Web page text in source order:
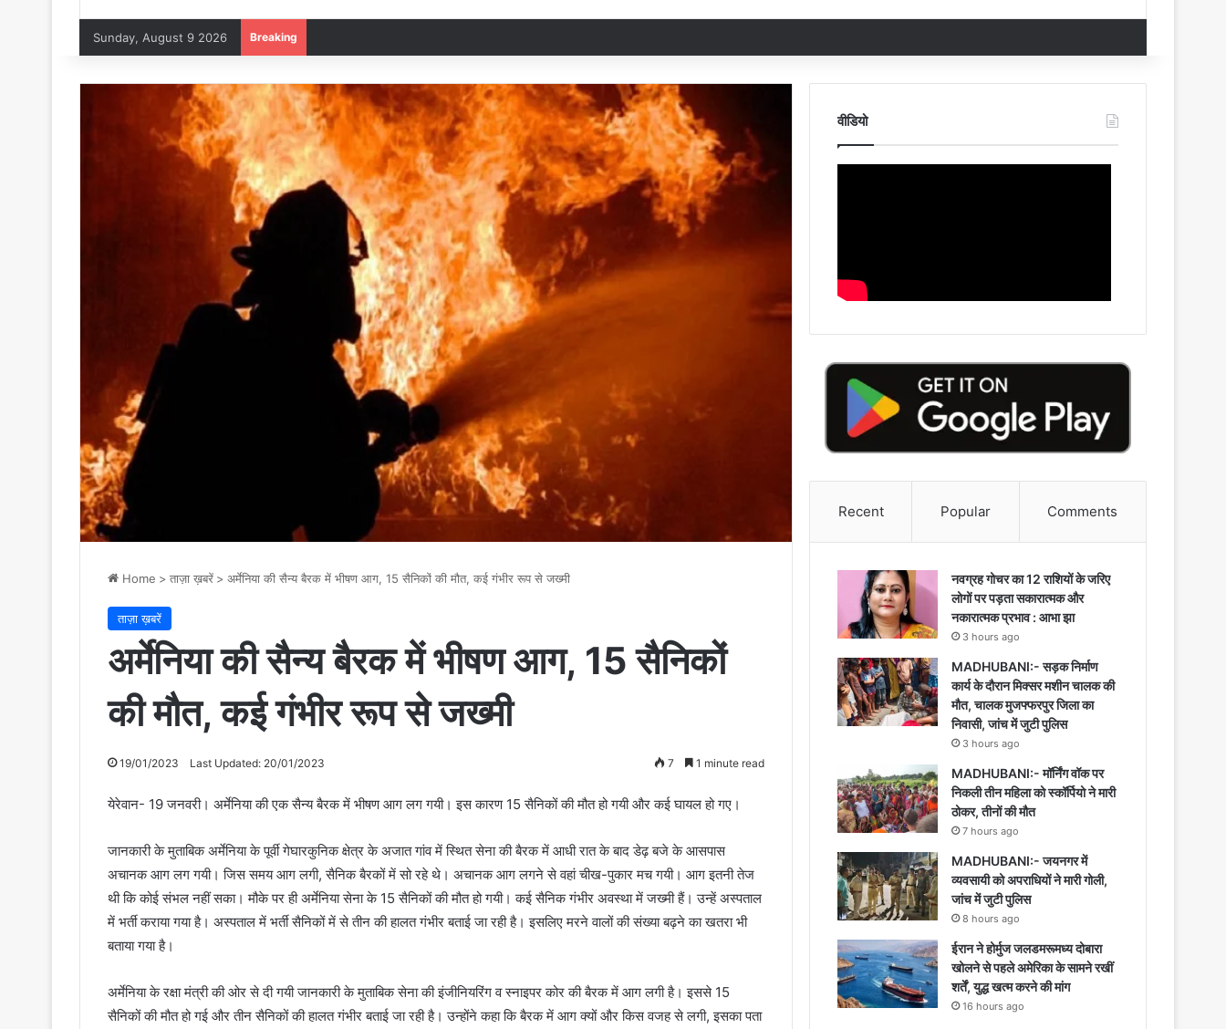
Sunday, August 9 2026 Breaking
Home > ताज़ा ख़बरें > अर्मेनिया की सैन्य बैरक में भीषण आग, 15 सैनिकों की मौत, कई गंभीर रूप से जख्मी
ताज़ा ख़बरें
अर्मेनिया की सैन्य बैरक में भीषण आग, 15 सैनिकों
की मौत, कई गंभीर रूप से जख्मी
19/01/2023 Last Updated: 20/01/2023 7 1 minute read
येरेवान- 19 जनवरी। अर्मेनिया की एक सैन्य बैरक में भीषण आग लग गयी। इस कारण 15 सैनिकों की मौत हो गयी और कई घायल हो गए।
जानकारी के मुताबिक अर्मेनिया के पूर्वी गेघारकुनिक क्षेत्र के अजात गांव में स्थित सेना की बैरक में आधी रात के बाद डेढ़ बजे के आसपास
अचानक आग लग गयी। जिस समय आग लगी, सैनिक बैरकों में सो रहे थे। अचानक आग लगने से वहां चीख-पुकार मच गयी। आग इतनी तेज
थी कि कोई संभल नहीं सका। मौके पर ही अर्मेनिया सेना के 15 सैनिकों की मौत हो गयी। कई सैनिक गंभीर अवस्था में जख्मी हैं। उन्हें अस्पताल
में भर्ती कराया गया है। अस्पताल में भर्ती सैनिकों में से तीन की हालत गंभीर बताई जा रही है। इसलिए मरने वालों की संख्या बढ़ने का खतरा भी
बताया गया है।
अर्मेनिया के रक्षा मंत्री की ओर से दी गयी जानकारी के मुताबिक सेना की इंजीनियरिंग व स्नाइपर कोर की बैरक में आग लगी है। इससे 15
सैनिकों की मौत हो गई और तीन सैनिकों की हालत गंभीर बताई जा रही है। उन्होंने कहा कि बैरक में आग क्यों और किस वजह से लगी, इसका पता
वीडियो
Recent Popular Comments
नवग्रह गोचर का 12 राशियों के जरिए
लोगों पर पड़ता सकारात्मक और
नकारात्मक प्रभाव : आभा झा
3 hours ago
MADHUBANI:- सड़क निर्माण
कार्य के दौरान मिक्सर मशीन चालक की
मौत, चालक मुजफ्फरपुर जिला का
निवासी, जांच में जुटी पुलिस
3 hours ago
MADHUBANI:- मॉर्निंग वॉक पर
निकली तीन महिला को स्कॉर्पियो ने मारी
ठोकर, तीनों की मौत
7 hours ago
MADHUBANI:- जयनगर में
व्यवसायी को अपराधियों ने मारी गोली,
जांच में जुटी पुलिस
8 hours ago
ईरान ने होर्मुज जलडमरूमध्य दोबारा
खोलने से पहले अमेरिका के सामने रखीं
शर्तें, युद्ध खत्म करने की मांग
16 hours ago